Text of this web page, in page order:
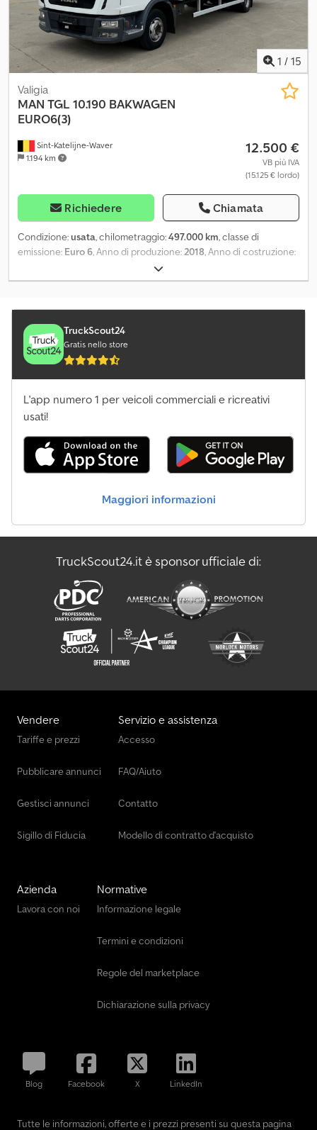
1 / 15
Sint-Katelijne-Waver
1.194 km
Valigia
MAN TGL 10.190 BAKWAGEN
EURO6(3)
12.500 €
VB più IVA
(15.125 € lordo)
Richiedere Chiamata
Condizione:usata, chilometraggio:497.000 km, classe di
emissione: Euro 6 , Anno di produzione: 2018 , Anno di costruzione:
TruckScout24
Gratis nello store
L'app numero 1 per veicoli commerciali e ricreativi
usati!
Maggiori informazioni
TruckScout24.it è sponsor ufficiale di:
Vendere
Tariffe e prezzi
Pubblicare annunci
Gestisci annunci
Sigillo di Fiducia
Servizio e assistenza
Accesso
FAQ/Aiuto
Contatto
Modello di contratto d'acquisto
Azienda
Lavora con noi
Normative
Informazione legale
Termini e condizioni
Regole del marketplace
Dichiarazione sulla privacy
Blog Facebook X LinkedIn
Tutte le informazioni, offerte e i prezzi presenti su questa pagina